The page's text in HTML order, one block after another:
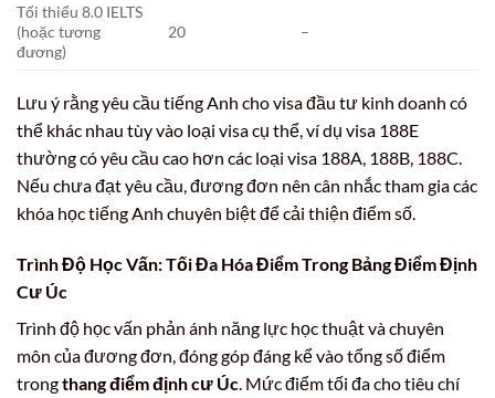
Tối thiểu 8.0 IELTS
(hoặc tương
đương)
20 –
Lưu ý rằng yêu cầu tiếng Anh cho visa đầu tư kinh doanh có
thể khác nhau tùy vào loại visa cụ thể, ví dụ visa 188E
thường có yêu cầu cao hơn các loại visa 188A, 188B, 188C.
Nếu chưa đạt yêu cầu, đương đơn nên cân nhắc tham gia các
khóa học tiếng Anh chuyên biệt để cải thiện điểm số.
Trình Độ Học Vấn: Tối Đa Hóa Điểm Trong Bảng Điểm Định
Cư Úc
Trình độ học vấn phản ánh năng lực học thuật và chuyên
môn của đương đơn, đóng góp đáng kể vào tổng số điểm
trongthang điểm định cư Úc . Mức điểm tối đa cho tiêu chí